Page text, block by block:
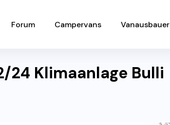
Forum Campervans Vanausbauer
24 Klimaanlage Bulli